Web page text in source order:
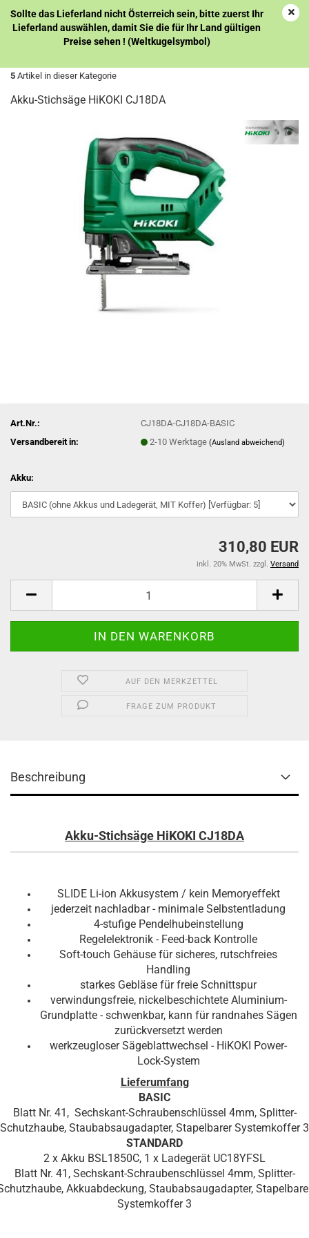
Sollte das Lieferland nicht Österreich sein, bitte zuerst Ihr
Lieferland auswählen, damit Sie die für Ihr Land gültigen
Preise sehen ! (Weltkugelsymbol)
5 Artikel in dieser Kategorie
Akku-Stichsäge HiKOKI CJ18DA
Art.Nr.:
CJ18DA-CJ18DA-BASIC
Versandbereit in:
2-10 Werktage(Ausland abweichend)
Akku:
310,80 EUR
inkl. 20% MwSt. zzgl. Versand
AUF DEN MERKZETTEL
FRAGE ZUM PRODUKT
Beschreibung
Akku-Stichsäge HiKOKI CJ18DA
SLIDE Li-ion Akkusystem / kein Memoryeffekt
jederzeit nachladbar - minimale Selbstentladung
4-stufige Pendelhubeinstellung
Regelelektronik - Feed-back Kontrolle
Soft-touch Gehäuse für sicheres, rutschfreies
Handling
starkes Gebläse für freie Schnittspur
verwindungsfreie, nickelbeschichtete Aluminium-
Grundplatte - schwenkbar, kann für randnahes Sägen
zurückversetzt werden
werkzeugloser Sägeblattwechsel - HiKOKI Power-
Lock-System
Lieferumfang
BASIC
Blatt Nr. 41, Sechskant-Schraubenschlüssel 4mm, Splitter-
Schutzhaube, Staubabsaugadapter, Stapelbarer Systemkoffer 3
STANDARD
2 x Akku BSL1850C, 1 x Ladegerät UC18YFSL
Blatt Nr. 41, Sechskant-Schraubenschlüssel 4mm, Splitter-
Akkuabdeckung, Staubabsaugadapter,
Systemkoffer 3